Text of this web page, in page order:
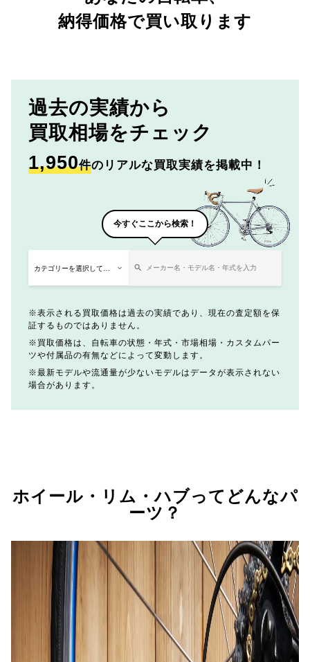
納得価格で買い取ります
過去の実績から
買取相場をチェック
1,950件のリアルな買取実績を掲載中！
今すぐここから検索！
表示される買取価格は過去の実績であり、現在の査定額を保
証するものではありません。
買取価格は、自転車の状態・年式・市場相場・カスタムパー
ツや付属品の有無などによって変動します。
最新モデルや流通量が少ないモデルはデータが表示されない
場合があります。
ホイール・リム・ハブってどんなパ
ーツ？